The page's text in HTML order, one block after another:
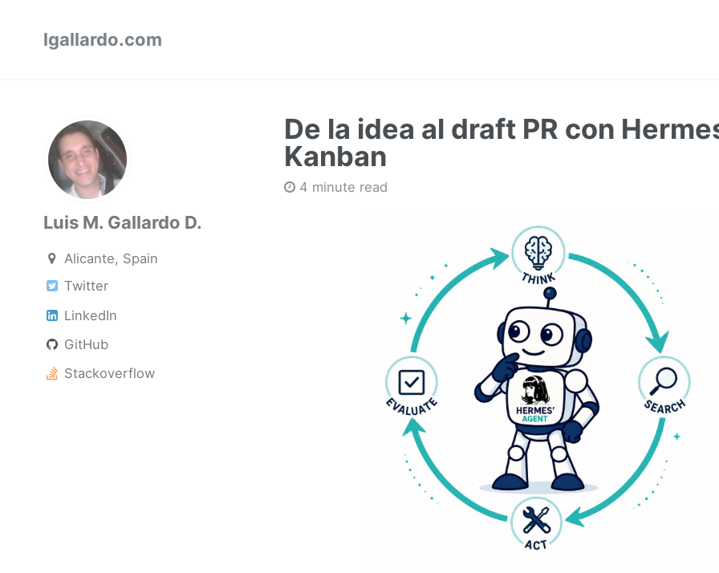
lgallardo.com
Luis M. Gallardo D.
Alicante, Spain
Twitter
LinkedIn
GitHub
Stackoverflow
De la idea al draft PR con
Kanban
4 minute read